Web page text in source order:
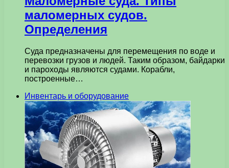
маломерных судов.
Определения
Суда предназначены для перемещения по воде и
перевозки грузов и людей. Таким образом, байдарки
и пароходы являются судами. Корабли,
построенные…
Инвентарь и оборудование